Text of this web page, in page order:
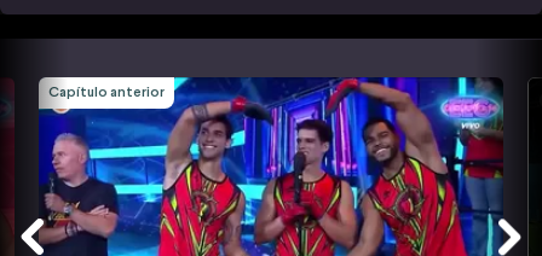
Capítulo anterior